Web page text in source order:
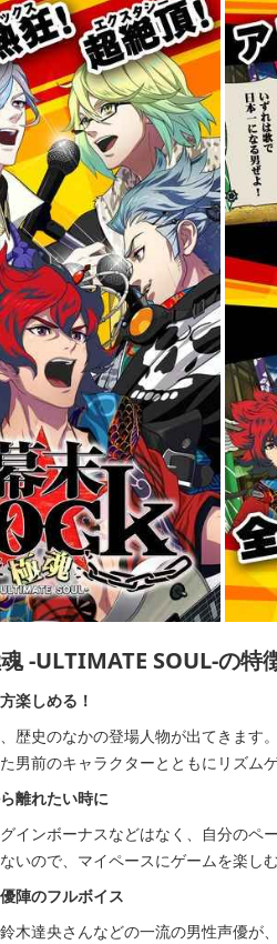
-ULTIMATE SOUL-の特
楽しめる！
歴史のなかの登場人物が出てきます
男前のキャラクターとともにリズム
離れたい時に
インボーナスなどはなく、自分のペ
いので、マイペースにゲームを楽し
陣のフルボイス
木達央さんなどの一流の男性声優が